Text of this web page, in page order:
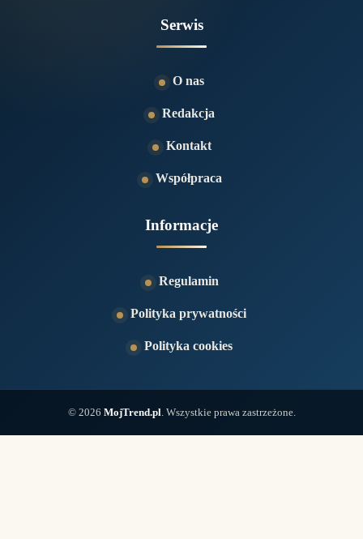
Serwis
O nas
Redakcja
Kontakt
Współpraca
Informacje
Regulamin
Polityka prywatności
Polityka cookies
© 2026 MojTrend.pl. Wszystkie prawa zastrzeżone.